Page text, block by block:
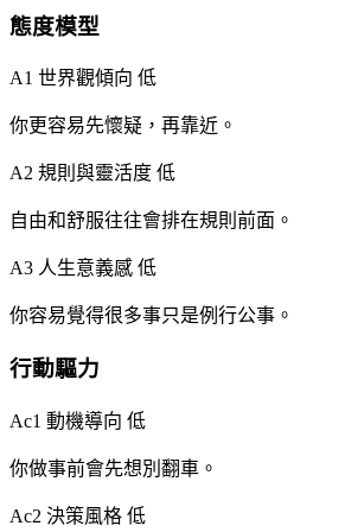
態度模型
A1 世界觀傾向 低
你更容易先懷疑，再靠近。
A2 規則與靈活度 低
自由和舒服往往會排在規則前面。
A3 人生意義感 低
你容易覺得很多事只是例行公事。
行動驅力
Ac1 動機導向 低
你做事前會先想別翻車。
Ac2 決策風格 低